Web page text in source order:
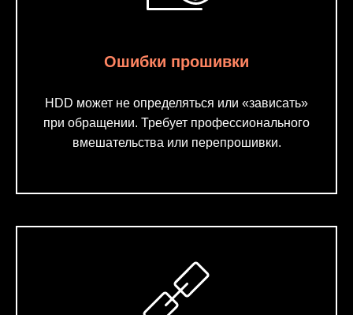
Ошибки прошивки
HDD может не определяться или «зависать»
при обращении. Требует профессионального
вмешательства или перепрошивки.